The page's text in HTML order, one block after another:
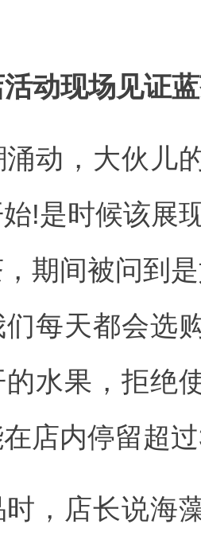
活动现场见证
涌动，大伙儿
!是时候该展
期间被问到
每天都会选
水果，拒绝
店内停留超
，店长说海